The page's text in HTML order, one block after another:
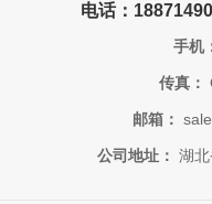
电话：
手机
传真：
邮箱：
公司地址： 湖